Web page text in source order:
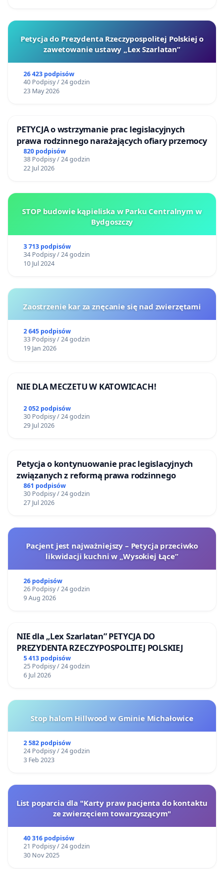
Petycja do Prezydenta Rzeczypospolitej Polskiej o
zawetowanie ustawy „Lex Szarlatan”
26 423 podpisów
40 Podpisy / 24 godzin
23 May 2026
PETYCJA o wstrzymanie prac legislacyjnych
prawa rodzinnego narażających ofiary przemocy
820 podpisów
38 Podpisy / 24 godzin
22 Jul 2026
STOP budowie kąpieliska w Parku Centralnym w
Bydgoszczy
3 713 podpisów
34 Podpisy / 24 godzin
10 Jul 2024
Zaostrzenie kar za znęcanie się nad zwierzętami
2 645 podpisów
33 Podpisy / 24 godzin
19 Jan 2026
NIE DLA MECZETU W KATOWICACH!
2 052 podpisów
30 Podpisy / 24 godzin
29 Jul 2026
Petycja o kontynuowanie prac legislacyjnych
związanych z reformą prawa rodzinnego
861 podpisów
30 Podpisy / 24 godzin
27 Jul 2026
Pacjent jest najważniejszy – Petycja przeciwko
likwidacji kuchni w „Wysokiej Łące”
26 podpisów
26 Podpisy / 24 godzin
9 Aug 2026
NIE dla „Lex Szarlatan” PETYCJA DO
PREZYDENTA RZECZYPOSPOLITEJ POLSKIEJ
5 413 podpisów
25 Podpisy / 24 godzin
6 Jul 2026
Stop halom Hillwood w Gminie Michałowice
2 582 podpisów
24 Podpisy / 24 godzin
3 Feb 2023
List poparcia dla "Karty praw pacjenta do kontaktu
ze zwierzęciem towarzyszącym"
40 316 podpisów
21 Podpisy / 24 godzin
30 Nov 2025